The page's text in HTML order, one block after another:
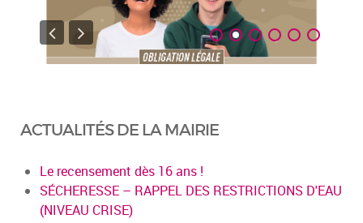
ACTUALITÉS DE LA MAIRIE
Le recensement dès 16 ans !
SÉCHERESSE – RAPPEL DES RESTRICTIONS D'EAU
(NIVEAU CRISE)